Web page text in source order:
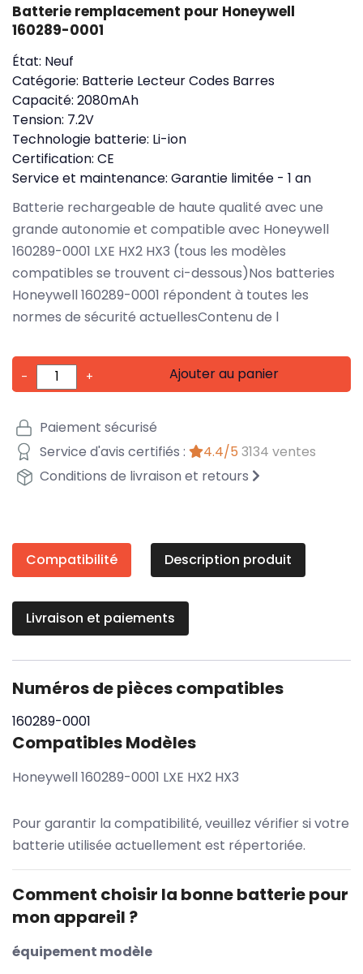
Batterie remplacement pour Honeywell
160289-0001
État: Neuf
Catégorie: Batterie Lecteur Codes Barres
Capacité: 2080mAh
Tension: 7.2V
Technologie batterie: Li-ion
Certification: CE
Service et maintenance: Garantie limitée - 1 an
Batterie rechargeable de haute qualité avec une
grande autonomie et compatible avec Honeywell
160289-0001 LXE HX2 HX3 (tous les modèles
compatibles se trouvent ci-dessous)Nos batteries
Honeywell 160289-0001 répondent à toutes les
normes de sécurité actuellesContenu de l
- + Ajouter au panier
Paiement sécurisé
Service d'avis certifiés :
4.4/5 3134 ventes
Conditions de livraison et retours
Compatibilité Description produit
Livraison et paiements
Numéros de pièces compatibles
160289-0001
Compatibles Modèles
Honeywell 160289-0001 LXE HX2 HX3
Pour garantir la compatibilité, veuillez vérifier si votre
batterie utilisée actuellement est répertoriée.
Comment choisir la bonne batterie pour
mon appareil ?
équipement modèle